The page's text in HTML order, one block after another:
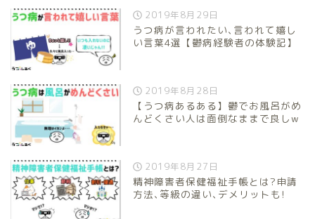
2019年8月29日
うつ病が言われたい､言われて嬉し
い言葉4選【鬱病経験者の体験記】
2019年8月28日
【うつ病あるある】鬱でお風呂がめ
んどくさい人は面倒なままで良しw
2019年8月27日
精神障害者保健福祉手帳とは?申請
方法､等級の違い､デメリットも!